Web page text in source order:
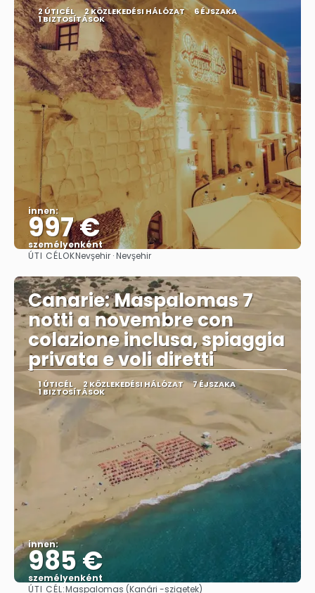
2 ÚTICÉL 2 KÖZLEKEDÉSI HÁLÓZAT 6 ÉJSZAKA
1 BIZTOSÍTÁSOK
innen:
997 €
személyenként
Megnézem
ÚTI CÉLOKNevşehir · Nevşehir
Canarie: Maspalomas 7
notti a novembre con
colazione inclusa, spiaggia
privata e voli diretti
1 ÚTICÉL 2 KÖZLEKEDÉSI HÁLÓZAT 7 ÉJSZAKA
1 BIZTOSÍTÁSOK
innen:
985 €
személyenként
ÚTI CÉL:Maspalomas (Kanári -szigetek)